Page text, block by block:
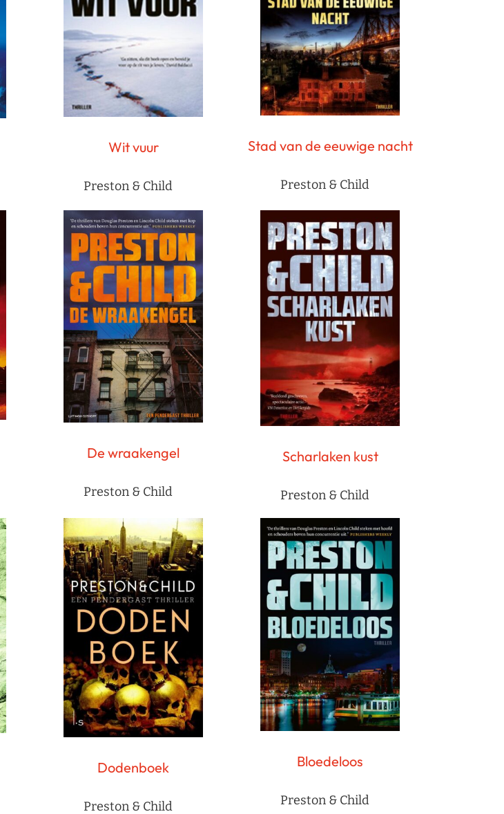
Wit vuur
Preston & Child
Stad van de eeuwige nacht
Preston & Child
De wraakengel
Preston & Child
Scharlaken kust
Preston & Child
Dodenboek
Preston & Child
Bloedeloos
Preston & Child